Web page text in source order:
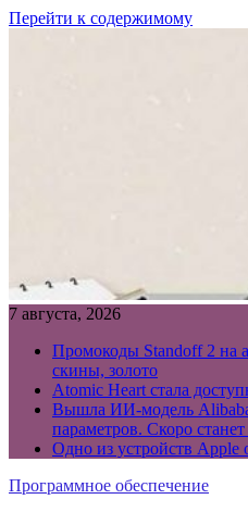
Перейти к содержимому
7 августа, 2026
Промокоды Standoff 2 на
скины, золото
Atomic Heart стала
Вышла ИИ-модель
параметров. Скоро
Одно из устройств Apple
Программное обеспечение